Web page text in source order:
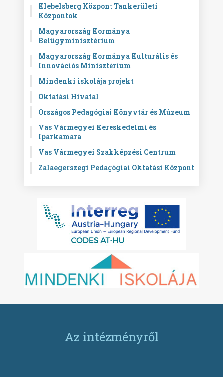
Klebelsberg Központ Tankerületi
Központok
Magyarország Kormánya
Belügyminisztérium
Magyarország Kormánya Kulturális és
Innovációs Minisztérium
Mindenki iskolája projekt
Oktatási Hivatal
Országos Pedagógiai Könyvtár és Múzeum
Vas Vármegyei Kereskedelmi és
Iparkamara
Vas Vármegyei Szakképzési Centrum
Zalaegerszegi Pedagógiai Oktatási Központ
Az intézményről